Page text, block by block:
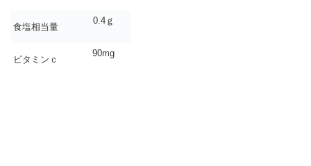
食塩相当量
0.4ｇ
ビタミンｃ
90mg